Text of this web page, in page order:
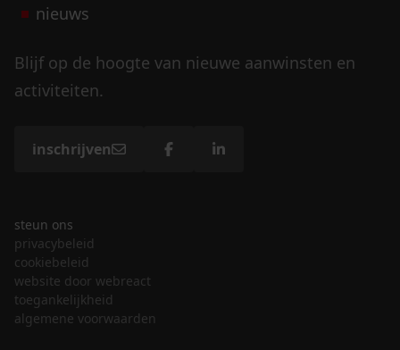
nieuws
Blijf op de hoogte van nieuwe aanwinsten en
activiteiten.
inschrijven
steun ons
privacybeleid
cookiebeleid
website door webreact
toegankelijkheid
algemene voorwaarden